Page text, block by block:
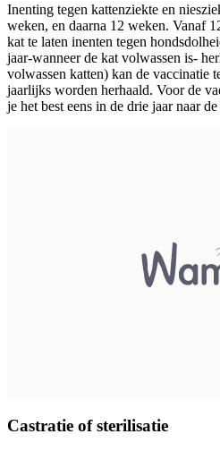
Inenting tegen kattenziekte en
weken, en daarna 12 weken. Vanaf
kat te laten inenten tegen
jaar-wanneer de kat volwassen is-
volwassen katten) kan de vaccinatie
jaarlijks worden herhaald. Voor de
je het best eens in de drie jaar naar
Castratie of sterilisatie